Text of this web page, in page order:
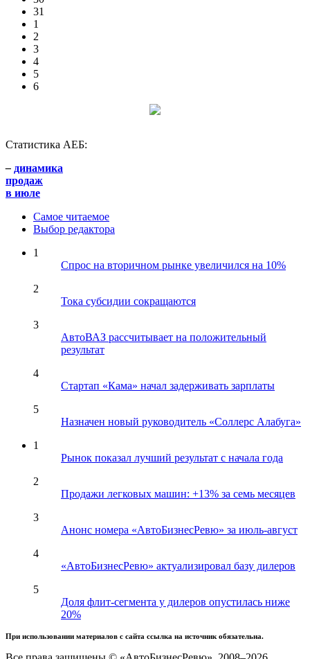
31
1
2
3
4
5
6
Статистика АЕБ:
– динамика
продаж
в июле
Самое читаемое
Выбор редактора
1
Спрос на вторичном рынке увеличился на 10%
2
Тока субсидии сокращаются
3
АвтоВАЗ рассчитывает на положительный
результат
4
Стартап «Кама» начал задерживать зарплаты
5
Назначен новый руководитель «Соллерс Алабуга»
1
Рынок показал лучший результат с начала года
2
Продажи легковых машин: +13% за семь месяцев
3
Анонс номера «АвтоБизнесРевю» за июль-август
4
«АвтоБизнесРевю» актуализировал базу дилеров
5
Доля флит-сегмента у дилеров опустилась ниже
20%
При использовании материалов с сайта ссылка на источник обязательна.